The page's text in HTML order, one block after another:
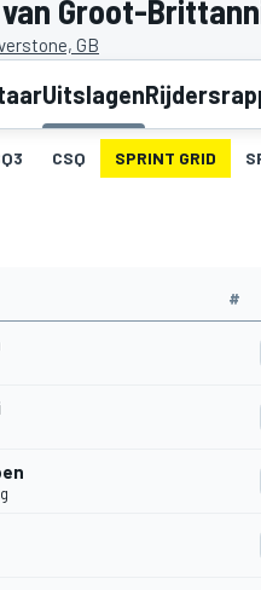
van Groot-
GB
Uitslagen
CSQ SPRINT GRID
#